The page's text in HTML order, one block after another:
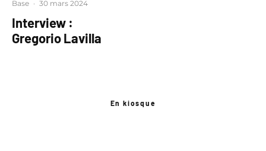
Base · 30 mars 2024
Interview :
Gregorio Lavilla
En kiosque